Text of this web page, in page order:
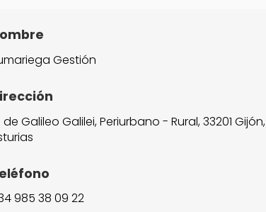
Gestión
de Galileo Galilei, Periurbano - Rural, 33201 Gijón,
985 38 09 22